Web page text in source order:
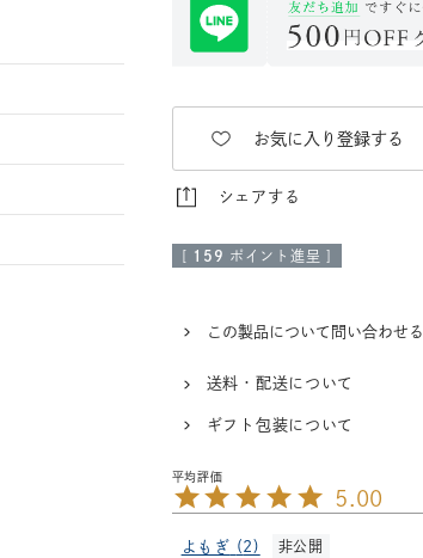
お気に入り登録する
シェアする
159 ポイント進呈 ]
この製品について問い合わせる
送料・配送について
ギフト包装について
5.00
よもぎ 2 非公開